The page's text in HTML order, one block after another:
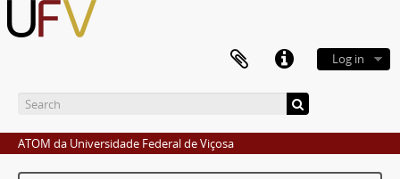
Log in
ATOM da Universidade Federal de Viçosa